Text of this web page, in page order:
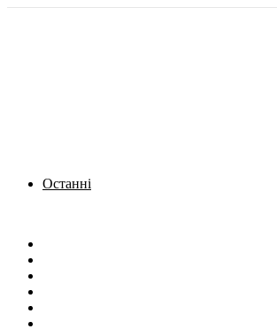
Останні